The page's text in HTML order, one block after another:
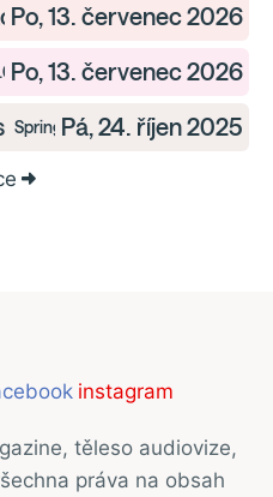
Tron: Ares — Premiéry
Po, 13. červenec 2026
— Premiéry
Po, 13. červenec 2026
Springsteen: Vysvoboď mě z
Pá, 24. říjen 2025
instagram
těleso audiovize,
práva na obsah